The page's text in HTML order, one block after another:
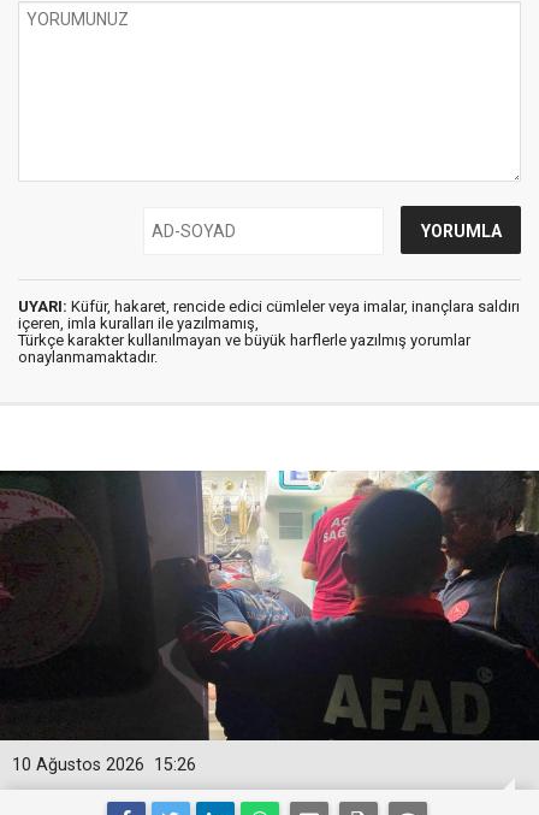
UYARI: Küfür, hakaret, rencide edici cümleler veya imalar, inançlara saldırı
içeren, imla kuralları ile yazılmamış,
Türkçe karakter kullanılmayan ve büyük harflerle yazılmış yorumlar
onaylanmamaktadır.
15:26
10 Ağustos 2026